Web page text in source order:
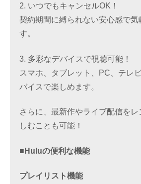
2. いつでもキャンセルOK！
契約期間に縛られない安心感で気
す。
3. 多彩なデバイスで視聴可能！
スマホ、タブレット、PC、テレ
バイスで楽しめます。
さらに、最新作やライブ配信をレ
しむことも可能！
■Huluの便利な機能
プレイリスト機能